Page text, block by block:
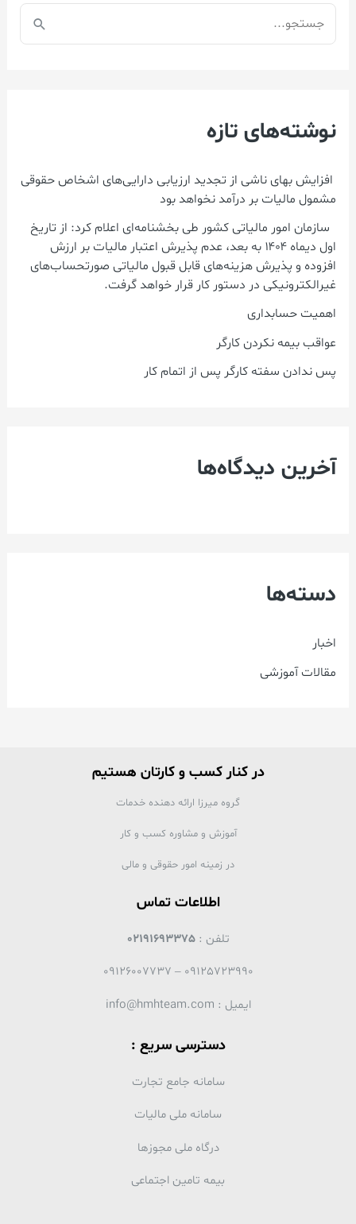
و
ر
ا
ی
:
نوشته‌های تازه
افزایش بهای ناشی از تجدید ارزیابی دارایی‌های اشخاص حقوقی
مشمول مالیات بر درآمد نخواهد بود
سازمان امور مالیاتی کشور طی بخشنامه‌ای اعلام کرد: از تاریخ
اول دیماه ۱۴۰۴ به بعد، عدم پذیرش اعتبار مالیات بر ارزش
افزوده و پذیرش هزینه‌های قابل قبول مالیاتی صورتحساب‌های
غیرالکترونیکی در دستور کار قرار خواهد گرفت.
اهمیت حسابداری
عواقب بیمه نکردن کارگر
پس ندادن سفته کارگر پس از اتمام کار
آخرین دیدگاه‌ها
دسته‌ها
اخبار
مقالات آموزشی
در کنار کسب و کارتان هستیم
گروه میرزا ارائه دهنده خدمات
آموزش و مشاوره کسب و کار
در زمینه امور حقوقی و مالی
اطلاعات تماس
تلفن :02191693375
09125723990 – 09126007737
ایمیل : info@hmhteam.com
دسترسی سریع :
سامانه جامع تجارت
سامانه ملی مالیات
درگاه ملی مجوزها
بیمه تامین اجتماعی